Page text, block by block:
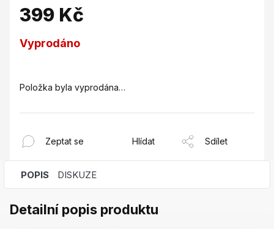
399 Kč
cena:
Vyprodáno
Položka byla vyprodána…
Zeptat se Hlídat Sdílet
POPIS DISKUZE
Detailní popis produktu